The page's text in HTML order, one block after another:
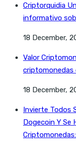
Criptorquidia
informativo
18 December,
Valor
criptomonedas
18 December,
Invierte Todos
Dogecoin Y Se